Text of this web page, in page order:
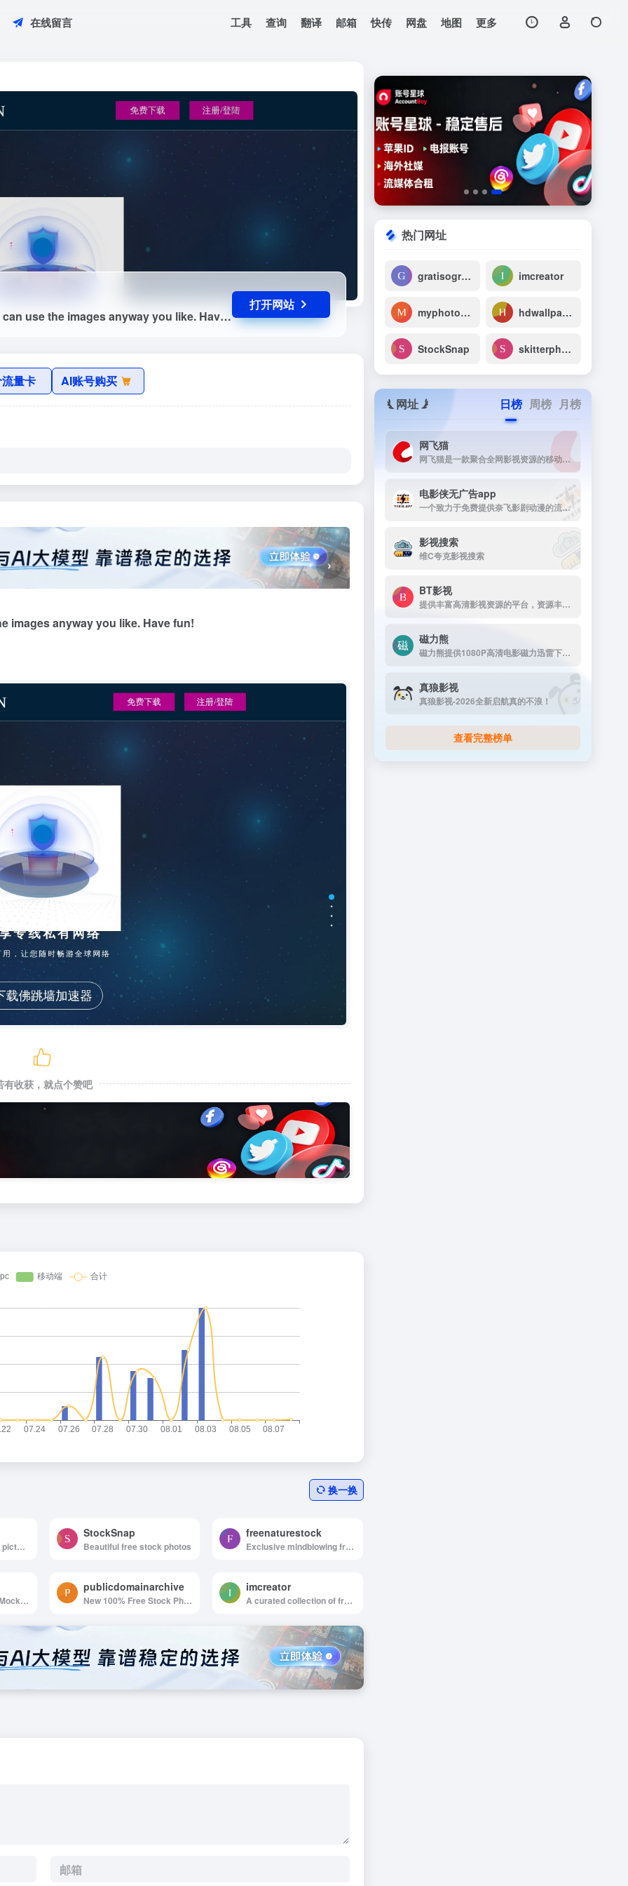
在线留言 工具 查询 翻译 邮箱 快传 网盘 地图 更多
Photos that happen along the way. You can use the images anyway you like. Have fun!
打开网站
量卡 AI账号购买
›
images anyway you like. Have fun!
有收获，就点个赞吧
换一换
Free high-resolution pictures you can use on your personal and commercial projects, free of copyright restrictions.
StockSnap
Beautiful free stock photos
freenaturestock
Exclusive mindblowing freebies for designers and developers
New Free Photos & Mockups in to your Inbox!
publicdomainarchive
New 100% Free Stock Photos. Every. Single. Week.
imcreator
A curated collection of free web design resources, all for commercial use.
热门网址
gratisography imcreator
myphotopack hdwallpapers
StockSnap skitterphoto
网址 日榜 周榜 月榜
网飞猫
网飞猫是一款聚合全网影视资源的移动端播放应用，主打免费、高画...
电影侠无广告app
一个致力于免费提供奈飞影剧动漫的流媒体播放平台
影视搜索
维C夸克影视搜索
BT影视
提供丰富高清影视资源的平台，资源丰富，更新及时，画质高清，支持多终端下载，是影视爱好者的理想选择。
磁力熊
磁力熊提供1080P高清电影磁力迅雷下载,豆瓣Top250及豆瓣高分电影1080P高清磁力下载。
真狼影视
真狼影视-2026全新启航真的不浪！
查看完整榜单